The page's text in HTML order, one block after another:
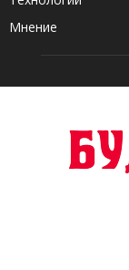
Мнение